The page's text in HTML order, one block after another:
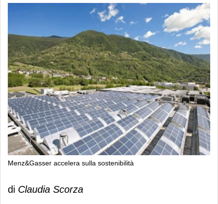
Menz&Gasser accelera sulla sostenibilità
Menz&Gasser accelera sulla
sostenibilità
di Claudia Scorza